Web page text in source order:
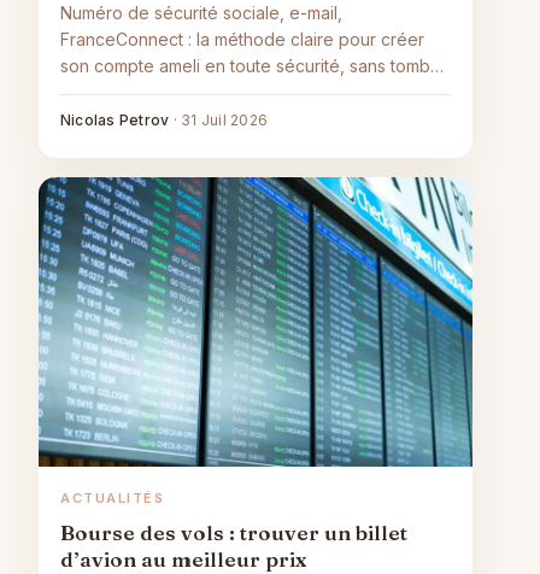
Numéro de sécurité sociale, e-mail,
FranceConnect : la méthode claire pour créer
son compte ameli en toute sécurité, sans tomber
dans les arnaques.
Nicolas Petrov · 31 Juil 2026
ACTUALITÉS
Bourse des vols : trouver un billet
d’avion au meilleur prix